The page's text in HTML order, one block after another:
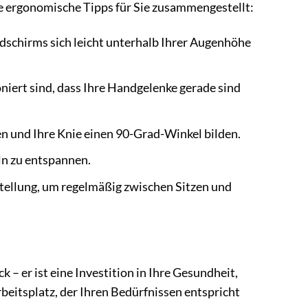
Tipps für Sie zusammengestellt:
sich leicht unterhalb Ihrer Augenhöhe
sind, dass Ihre Handgelenke gerade sind
und Ihre Knie einen 90-Grad-Winkel bilden.
zu entspannen.
um regelmäßig zwischen Sitzen und
– er ist eine Investition in Ihre Gesundheit,
der Ihren Bedürfnissen entspricht